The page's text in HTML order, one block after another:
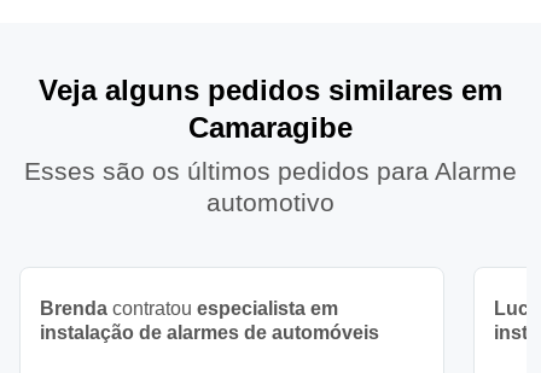
Veja alguns pedidos similares em
Camaragibe
Esses são os últimos pedidos para Alarme
automotivo
Brenda contratou especialista em
instalação de alarmes de automóveis